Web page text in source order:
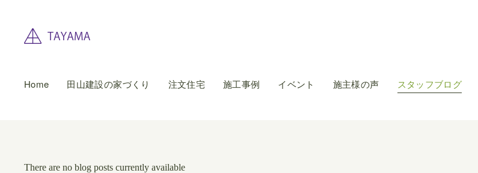
Home 田山建設の家づくり 注文住宅 施工事例 イベント 施主様の声 スタッフブログ
There are no blog posts currently available